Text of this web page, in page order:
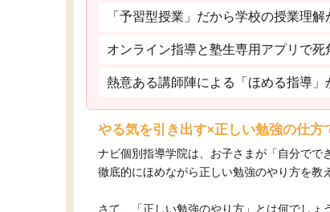
「予習型授業」だから学校の授業理解
オンライン指導と塾生専用アプリで死
熱意ある講師陣による「ほめる指導」
やる気を引き出す×正しい勉強の仕
ナビ個別指導学院は、お子さまが「自分でで
徹底的にほめながら正しい勉強のやり方を教
さて、「正しい勉強のやり方」とは何でしょ